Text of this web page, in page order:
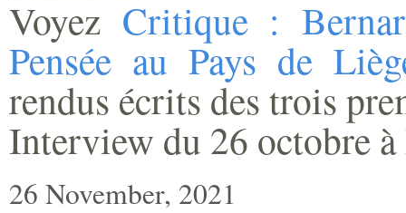
Voyez Critique :
Pensée au Pays de
rendus écrits des trois
Interview du 26 octobre
26 November, 2021